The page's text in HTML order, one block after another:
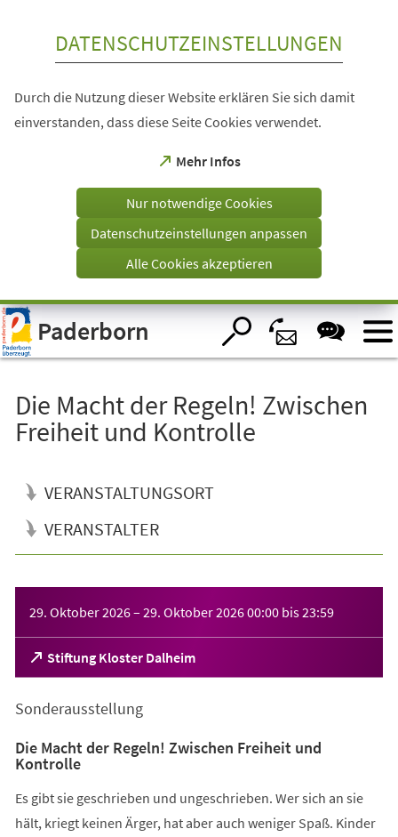
Visuelle
Assistenzsoftware
öffnen.
DATENSCHUTZEINSTELLUNGEN
Durch die Nutzung dieser Website erklären Sie sich damit
einverstanden, dass diese Seite Cookies verwendet.
Mehr Infos
(Öffnet
einem
Tab)
Nur notwendige Cookies
Datenschutzeinstellungen anpassen
Alle Cookies akzeptieren
Paderborn
Die Macht der Regeln! Zwischen
Freiheit und Kontrolle
VERANSTALTUNGSORT
VERANSTALTER
29. Oktober 2026– 29. Oktober 202600:00 bis23:59
Stiftung Kloster Dalheim
(Öffnet
in
neuen
Sonderausstellung
Die Macht der Regeln! Zwischen Freiheit und
Kontrolle
Es gibt sie geschrieben und ungeschrieben. Wer sich an sie
hält, kriegt keinen Ärger, hat aber auch weniger Spaß. Kinder